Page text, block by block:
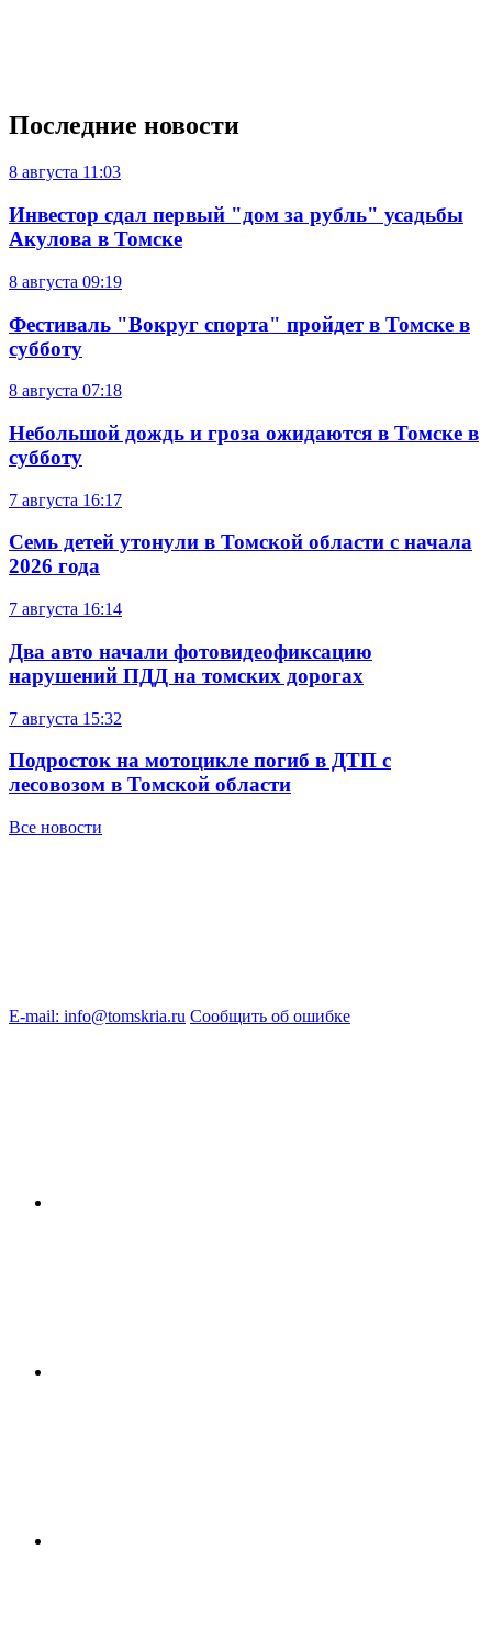
Последние новости
8 августа 11:03
Инвестор сдал первый "дом за рубль" усадьбы
Акулова в Томске
8 августа 09:19
Фестиваль "Вокруг спорта" пройдет в Томске в
субботу
8 августа 07:18
Небольшой дождь и гроза ожидаются в Томске в
субботу
7 августа 16:17
Семь детей утонули в Томской области с начала
2026 года
7 августа 16:14
Два авто начали фотовидеофиксацию
нарушений ПДД на томских дорогах
7 августа 15:32
Подросток на мотоцикле погиб в ДТП с
лесовозом в Томской области
Все новости
E-mail: info@tomskria.ru Сообщить об ошибке